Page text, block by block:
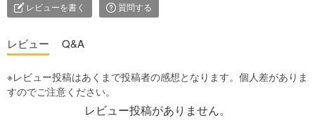
レビューを書く 質問する
レビュー Q&A
レビュー投稿がありません。